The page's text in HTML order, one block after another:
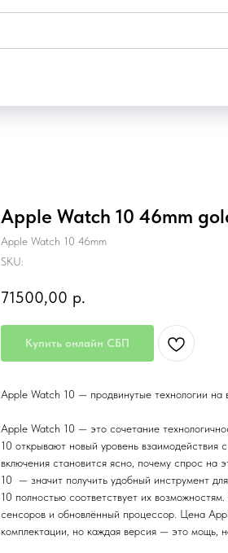
Apple Watch 10 46mm
Apple Watch 10 46mm
SKU:
71500,00 р.
Купить онлайн СБП
Apple Watch 10 — продвинутые технологии на
Apple Watch 10 — это сочетание
10 открывают новый уровень
включения становится ясно, почему спрос на
10 — значит получить удобный инструмент
10 полностью соответствует их
сенсоров и обновлённый процессор. Цена
комплектации, но каждая версия — это мощь,